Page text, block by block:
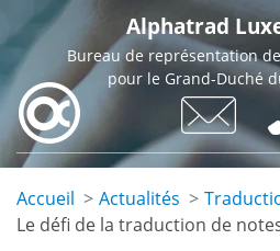
Skip
to
main
content
Alphatrad
Bureau de représentation de
pour le Grand-Duché
Accueil Actualités
Le défi de la traduction de